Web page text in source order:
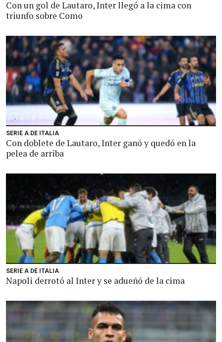
Con un gol de Lautaro, Inter llegó a la cima con
triunfo sobre Como
SERIE A DE ITALIA
Con doblete de Lautaro, Inter ganó y quedó en la
pelea de arriba
SERIE A DE ITALIA
Napoli derrotó al Inter y se adueñó de la cima